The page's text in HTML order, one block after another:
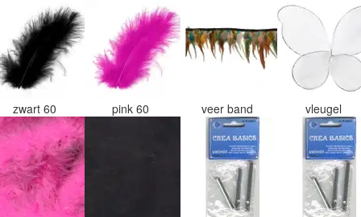
zwart 60 pink 60 veer band vleugel